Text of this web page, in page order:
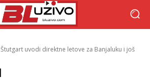
Štutgart uvodi direktne letove za Banjaluku i još